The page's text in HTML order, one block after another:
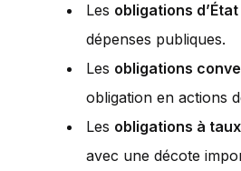
Les obligations d’État
dépenses publiques.
Les obligations
obligation en actions
Les obligations à
avec une décote